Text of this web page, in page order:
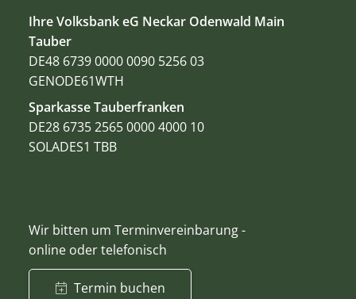
Ihre Volksbank eG Neckar Odenwald Main
Tauber
DE48 6739 0000 0090 5256 03
GENODE61WTH
Sparkasse Tauberfranken
DE28 6735 2565 0000 4000 10
SOLADES1 TBB
Wir bitten um Terminvereinbarung -
online oder telefonisch
Termin buchen